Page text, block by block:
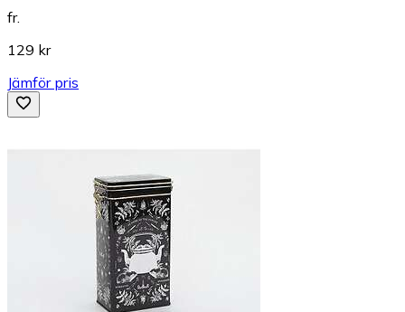
fr.
129 kr
Jämför pris